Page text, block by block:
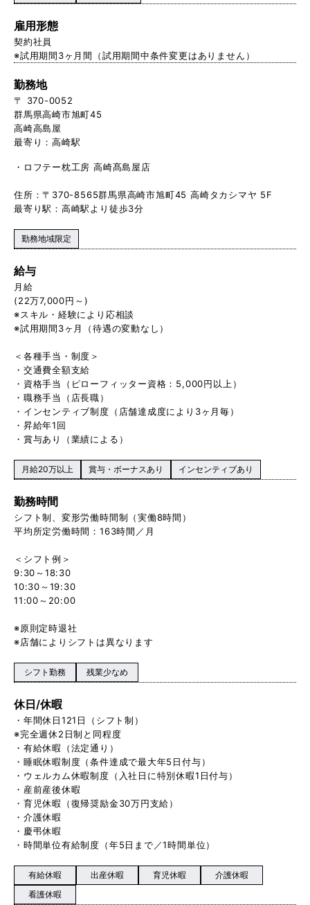
雇用形態
契約社員
※試用期間3ヶ月間（試用期間中条件変更はありません）
勤務地
〒 370-0052
群馬県高崎市旭町45
高崎高島屋
最寄り：高崎駅
・ロフテー枕工房 高崎髙島屋店
住所：〒370-8565群馬県高崎市旭町45 高崎タカシマヤ 5F
最寄り駅：高崎駅より徒歩3分
勤務地域限定
給与
月給
(22万7,000円～)
※スキル・経験により応相談
※試用期間3ヶ月（待遇の変動なし）
＜各種手当・制度＞
・交通費全額支給
・資格手当（ピローフィッター資格：5,000円以上）
・職務手当（店長職）
・インセンティブ制度（店舗達成度により3ヶ月毎）
・昇給年1回
・賞与あり（業績による）
月給20万以上 賞与・ボーナスあり インセンティブあり
勤務時間
シフト制、変形労働時間制（実働8時間）
平均所定労働時間：163時間／月
＜シフト例＞
9:30～18:30
10:30～19:30
11:00～20:00
※原則定時退社
※店舗によりシフトは異なります
シフト勤務 残業少なめ
休日/休暇
・年間休日121日（シフト制）
※完全週休2日制と同程度
・有給休暇（法定通り）
・睡眠休暇制度（条件達成で最大年5日付与）
・ウェルカム休暇制度（入社日に特別休暇1日付与）
・産前産後休暇
・育児休暇（復帰奨励金30万円支給）
・介護休暇
・慶弔休暇
・時間単位有給制度（年5日まで／1時間単位）
有給休暇 出産休暇 育児休暇
介護休暇
看護休暇